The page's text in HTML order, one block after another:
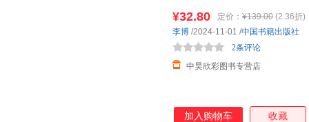
¥32.80 定价： ¥139.00 (2.36折)
中昊欣彩图书专营店
2条评论
李博 /2024-11-01 /中国书籍出版社
加入购物车 收藏